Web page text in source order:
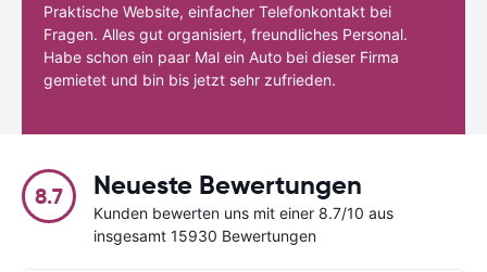
Praktische Website, einfacher Telefonkontakt bei
Fragen. Alles gut organisiert, freundliches Personal.
Habe schon ein paar Mal ein Auto bei dieser Firma
gemietet und bin bis jetzt sehr zufrieden.
8.7 Neueste Bewertungen
Kunden bewerten uns mit einer 8.7/10 aus
insgesamt 15930 Bewertungen